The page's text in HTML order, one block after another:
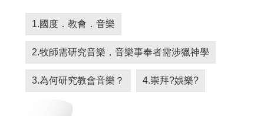
1.國度．教會．音樂
2.牧師需研究音樂，音樂事奉者需涉獵神學
3.為何研究教會音樂？ 4.崇拜?娛樂?